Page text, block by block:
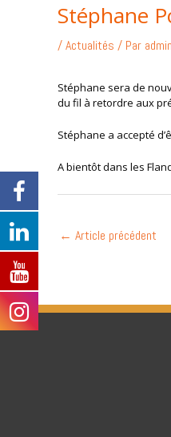
Stéphane
/Actualités / Par admin
Stéphane sera de
du fil à retordre aux
Stéphane a accepté
A bientôt dans les
← Article précédent